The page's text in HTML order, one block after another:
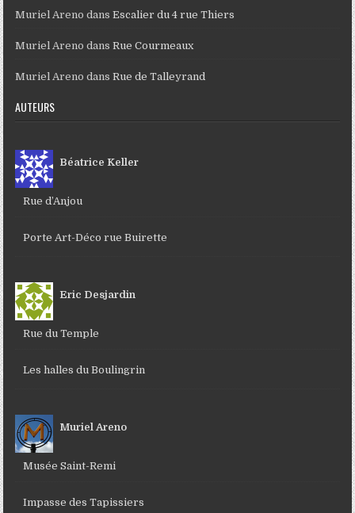
Muriel Areno dansEscalier du 4 rue Thiers
Muriel Areno dansRue Courmeaux
Muriel Areno dansRue de Talleyrand
AUTEURS
Béatrice Keller
Rue d’Anjou
Porte Art-Déco rue Buirette
Eric Desjardin
Rue du Temple
Les halles du Boulingrin
Muriel Areno
Musée Saint-Remi
Impasse des Tapissiers